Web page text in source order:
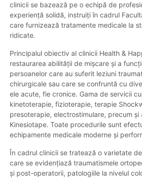
clinicii se bazează pe o echipă de
experiență solidă, instruiți în cadrul
care furnizează tratamente medicale la
ridicate.
Principalul obiectiv al clinicii Health &
restaurarea abilității de mișcare și a
persoanelor care au suferit leziuni
chirurgicale sau care se confruntă cu
ele acute, fie cronice. Gama de servicii
kinetoterapie, fizioterapie, terapie
presoterapie, electrostimulare, precum și
Kinesiotape. Toate procedurile sunt
echipamente medicale moderne și
În cadrul clinicii se tratează o varietate
care se evidențiază traumatismele
și post-operatorii, patologiile la nivelul